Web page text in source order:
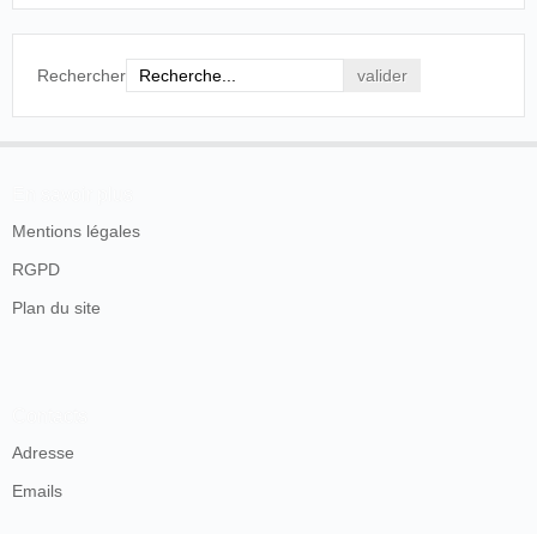
Rechercher
Mentions légales
RGPD
Plan du site
Adresse
Emails